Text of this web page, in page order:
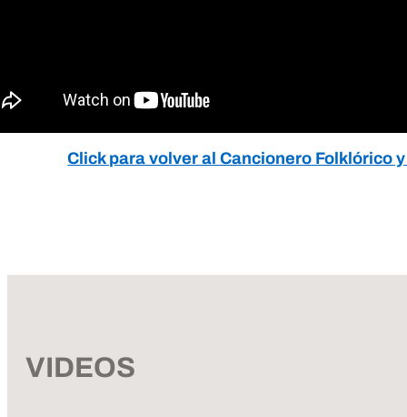
Click para volver al Cancionero Folklórico
VIDEOS